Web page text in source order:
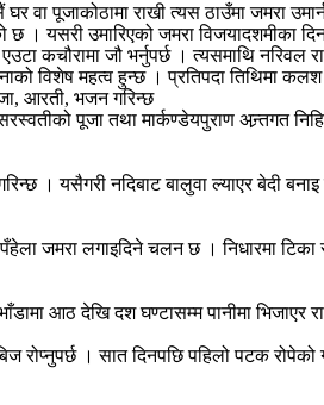
वा पूजाकोठामा राखी त्यस ठाउँमा जमरा
छ । यसरी उमारिएको जमरा विजयादशमीका
कचौरामा जौ भर्नुपर्छ । त्यसमाथि नरिवल
विशेष महत्व हुन्छ । प्रतिपदा तिथिमा
आरती, भजन गरिन्छ
पूजा तथा मार्कण्डेयपुराण
। यसैगरी नदिबाट बालुवा ल्याएर बेदी
जमरा लगाइदिने चलन छ । निधारमा
आठ देखि दश घण्टासम्म पानीमा
। सात दिनपछि पहिलो पटक